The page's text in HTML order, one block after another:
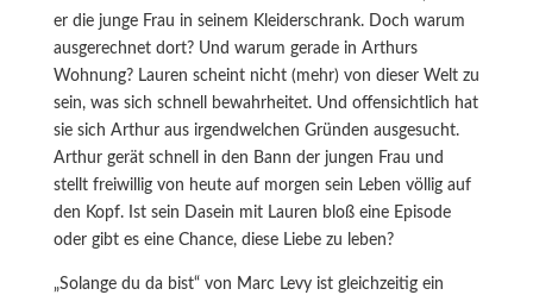
er die junge Frau in seinem Kleiderschrank. Doch warum
ausgerechnet dort? Und warum gerade in Arthurs
Wohnung? Lauren scheint nicht (mehr) von dieser Welt zu
sein, was sich schnell bewahrheitet. Und offensichtlich hat
sie sich Arthur aus irgendwelchen Gründen ausgesucht.
Arthur gerät schnell in den Bann der jungen Frau und
stellt freiwillig von heute auf morgen sein Leben völlig auf
den Kopf. Ist sein Dasein mit Lauren bloß eine Episode
oder gibt es eine Chance, diese Liebe zu leben?
„Solange du da bist“ von Marc Levy ist gleichzeitig ein